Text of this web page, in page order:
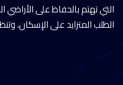
التي تهتم بالحفاظ على الأراضي
الطلب المتزايد على الإسكان،